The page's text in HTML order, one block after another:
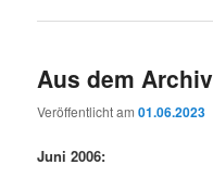
Aus dem Archiv
Veröffentlicht am01.06.2023
Juni 2006: